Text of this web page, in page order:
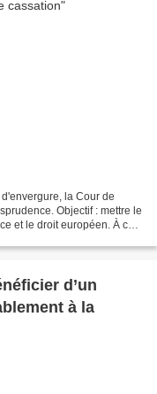
la Cour de
Objectif : mettre le
et le droit européen. À cet
d’un
à la